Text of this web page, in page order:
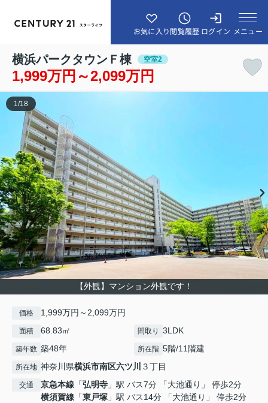
お気に入り閲覧履歴 ログイン メニュー
横浜パークタウンＦ棟 空室2
1,999万円～2,099万円
【外観】マンション外観です！
1 /18
価格 1,999万円～2,099万円
面積 68.83㎡ 間取り 3LDK
築年数 築48年 所在階 5階/11階建
所在地 神奈川県横浜市南区六ツ川 ３丁目
交通 京急本線 「弘明寺 」駅 バス7分 「大池通り」 停歩2分
横須賀線 「東戸塚 」駅 バス14分 「大池通り」 停歩2分